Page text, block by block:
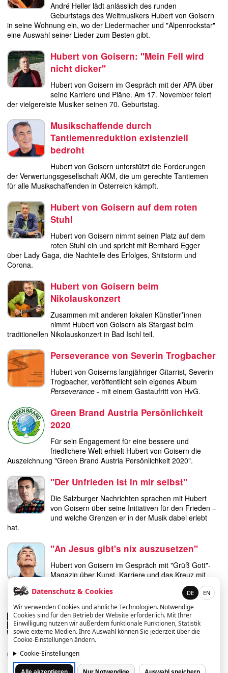
André Heller lädt anlässlich des runden
Geburtstags des Weltmusikers Hubert von Goisern
in seine Wohnung ein, wo der Liedermacher und "Alpenrockstar"
eine Auswahl seiner Lieder zum Besten gibt.
Hubert von Goisern: "Mein Fell wird
nicht dicker"
Hubert von Goisern im Gespräch mit der APA über
seine Karriere und Pläne. Am 17. November feiert
der vielgereiste Musiker seinen 70. Geburtstag.
Musikschaffende durch
Tantiemenreduktion existenziell
bedroht
Hubert von Goisern unterstützt die Forderungen
der Verwertungsgesellschaft AKM, die um gerechte Tantiemen
für alle Musikschaffenden in Österreich kämpft.
Hubert von Goisern auf dem roten
Stuhl
Hubert von Goisern nimmt seinen Platz auf dem
roten Stuhl ein und spricht mit Bernhard Egger
über Lady Gaga, die Nachteile des Erfolges, Shitstorm und
Corona.
Hubert von Goisern beim
Nikolauskonzert
Zusammen mit anderen lokalen Künstler*innen
nimmt Hubert von Goisern als Stargast beim
traditionellen Nikolauskonzert in Bad Ischl teil.
Perseverance von Severin Trogbacher
Hubert von Goiserns langjähriger Gitarrist, Severin
Trogbacher, veröffentlicht sein eigenes Album
Perseverance - mit einem Gastaufritt von HvG.
Green Brand Austria Persönlichkeit
2020
Für sein Engagement für eine bessere und
friedlichere Welt erhielt Hubert von Goisern die
Auszeichnung "Green Brand Austria Persönlichkeit 2020".
"Der Unfrieden ist in mir selbst"
Die Salzburger Nachrichten sprachen mit Hubert
von Goisern über seine Initiativen für den Frieden –
und welche Grenzen er in der Musik dabei erlebt
hat.
"An Jesus gibt's nix auszusetzen"
Hubert von Goisern im Gespräch mit "Grüß Gott"-
Magazin über Kunst, Karriere und das Kreuz mit
Online-Diskussion: "I have nothing
against foreigners. But ..."
HvG nimmt bei einer Online-Diskussion der
Wirtschaftsuniversität Wien teil, um die Chancen
und Herausforderungen von Internationalität zu diskutieren.
Datenschutz & Cookies DE EN
Wir verwenden Cookies und ähnliche Technologien. Notwendige
Cookies sind für den Betrieb der Website erforderlich. Mit Ihrer
Einwilligung nutzen wir außerdem funktionale Funktionen, Statistik
sowie externe Medien. Ihre Auswahl können Sie jederzeit über die
Cookie-Einstellungen ändern.
Cookie-Einstellungen